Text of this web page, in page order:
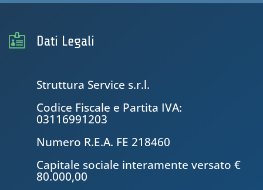
 Dati Legali
Struttura Service s.r.l.
Codice Fiscale e Partita IVA:
03116991203
Numero R.E.A. FE 218460
Capitale sociale interamente versato €
80.000,00